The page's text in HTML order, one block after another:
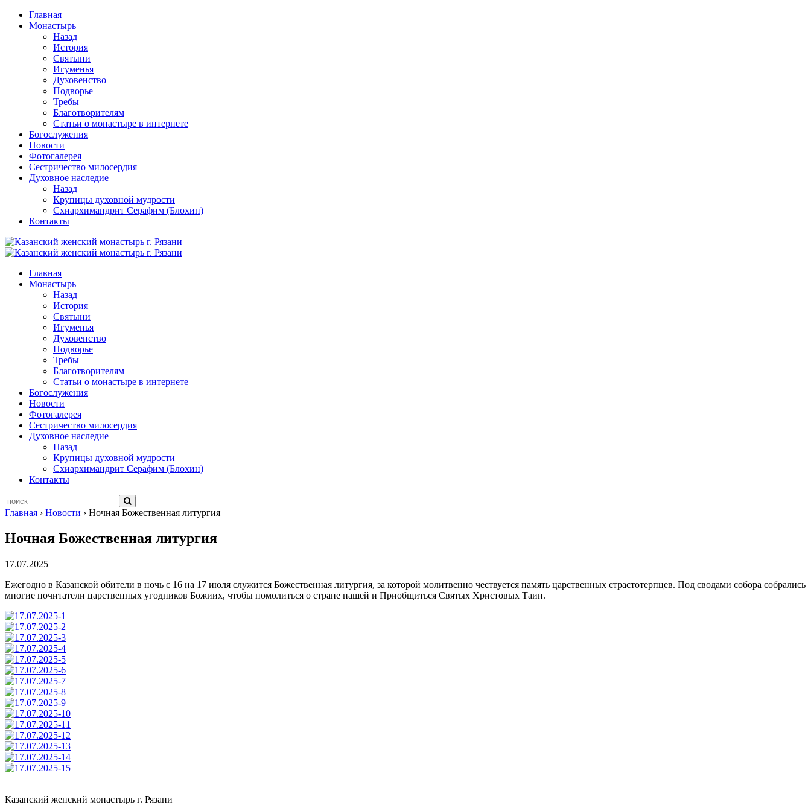
Перейти
содержимому
Главная
Монастырь
Назад
История
Святыни
Игуменья
Духовенство
Подворье
Требы
Благотворителям
Статьи о монастыре в интернете
Богослужения
Новости
Фотогалерея
Сестричество милосердия
Духовное наследие
Назад
Крупицы духовной мудрости
Схиархимандрит Серафим (Блохин)
Контакты
Главная
Монастырь
Назад
История
Святыни
Игуменья
Духовенство
Подворье
Требы
Благотворителям
Статьи о монастыре в интернете
Богослужения
Новости
Фотогалерея
Сестричество милосердия
Духовное наследие
Назад
Крупицы духовной мудрости
Схиархимандрит Серафим (Блохин)
Контакты
Главная › Новости › Ночная Божественная литургия
Ночная Божественная литургия
17.07.2025
Ежегодно в Казанской обители в ночь с 16 на 17 июля служится Божественная литургия, за которой молитвенно чествуется память царственных страстотерпцев. Под сводами собора собрались
многие почитатели царственных угодников Божиих, чтобы помолиться о стране нашей и Приобщиться Святых Христовых Таин.
Казанский женский монастырь г. Рязани